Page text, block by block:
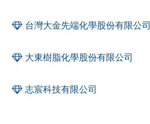
台灣大金先端化學股份有限公司
大東樹脂化學股份有限公司
志宸科技有限公司